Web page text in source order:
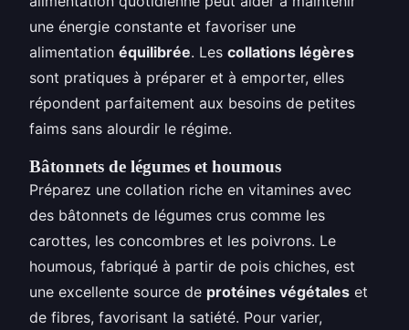
une énergie constante et favoriser une
alimentation équilibrée. Les collations légères
sont pratiques à préparer et à emporter, elles
répondent parfaitement aux besoins de petites
faims sans alourdir le régime.
Bâtonnets de légumes et houmous
Préparez une collation riche en vitamines avec
des bâtonnets de légumes crus comme les
carottes, les concombres et les poivrons. Le
houmous, fabriqué à partir de pois chiches, est
une excellente source de protéines végétales et
de fibres, favorisant la satiété. Pour varier,